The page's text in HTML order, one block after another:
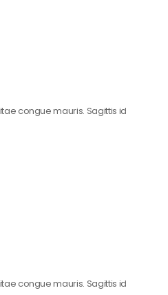
congue mauris. Sagittis id
congue mauris. Sagittis id